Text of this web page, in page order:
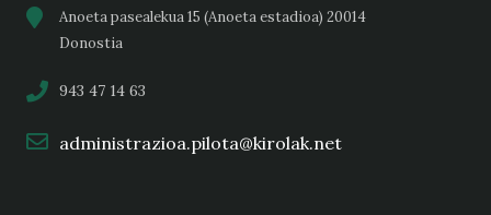
Anoeta pasealekua 15 (Anoeta estadioa) 20014
Donostia
943 47 14 63
administrazioa.pilota@kirolak.net